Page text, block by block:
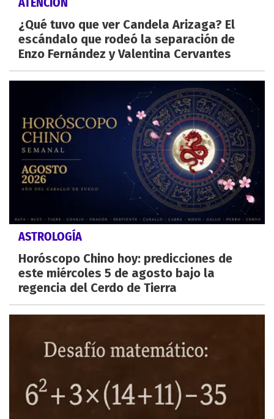
¿Qué tuvo que ver Candela Arizaga? El
escándalo que rodeó la separación de
Enzo Fernández y Valentina Cervantes
ASTROLOGÍA
Horóscopo Chino hoy: predicciones de
este miércoles 5 de agosto bajo la
regencia del Cerdo de Tierra